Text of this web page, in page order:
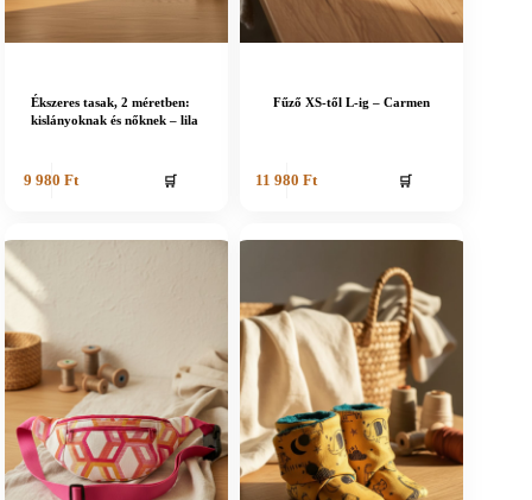
Ékszeres tasak, 2 méretben:
kislányoknak és nőknek – lila
9 980Ft 🛒
Fűző XS-től L-ig – Carmen
11 980Ft 🛒